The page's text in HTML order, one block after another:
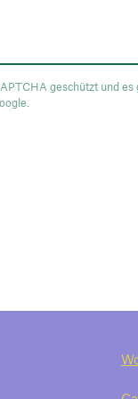
geschützt und es